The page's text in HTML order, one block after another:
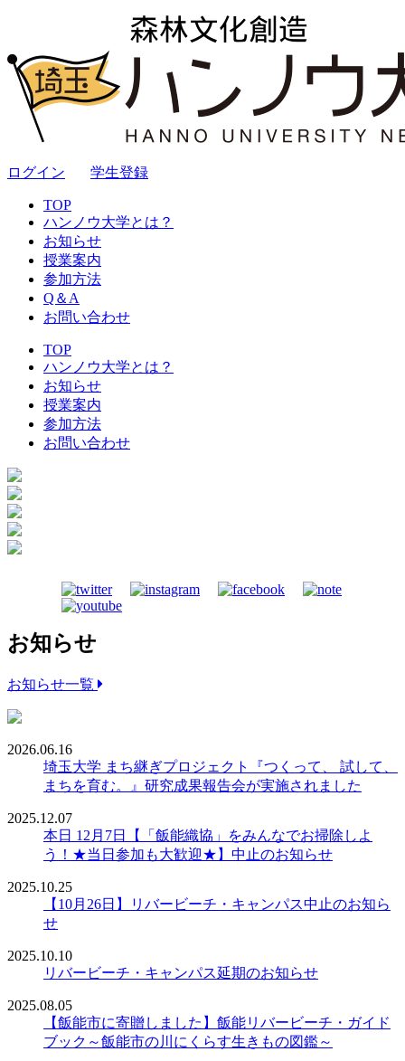
ログイン 学生登録
TOP
ハンノウ大学とは？
お知らせ
授業案内
参加方法
Q＆A
お問い合わせ
TOP
ハンノウ大学とは？
お知らせ
授業案内
参加方法
お問い合わせ
お知らせ
お知らせ一覧
2026.06.16
埼玉大学 まち継ぎプロジェクト『つくって、 試して、
まちを育む。』研究成果報告会が実施されました
2025.12.07
本日 12月7日【「飯能織協」をみんなでお掃除しよ
う！★当日参加も大歓迎★】中止のお知らせ
2025.10.25
【10月26日】リバービーチ・キャンパス中止のお知ら
せ
2025.10.10
リバービーチ・キャンパス延期のお知らせ
2025.08.05
【飯能市に寄贈しました】飯能リバービーチ・ガイド
ブック～飯能市の川にくらす生きもの図鑑～